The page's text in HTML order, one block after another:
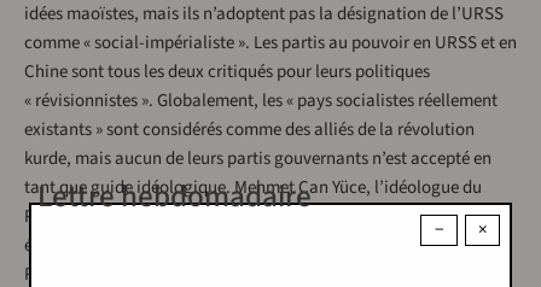
idées maoïstes, mais ils n’adoptent pas la désignation de l’URSS
comme « social-impérialiste ». Les partis au pouvoir en URSS et en
Chine sont tous les deux critiqués pour leurs politiques
« révisionnistes ». Globalement, les « pays socialistes réellement
existants » sont considérés comme des alliés de la révolution
kurde, mais aucun de leurs partis gouvernants n’est accepté en
tant que guide idéologique. Mehmet Can Yüce, l’idéologue du
PKK, se moquera plus tard des groupes de la gauche turque qui
étaient à la recherche d’une « Mecque » à Moscou, Tirana ou
Pékin.
×
−
Lettre hebdomadaire